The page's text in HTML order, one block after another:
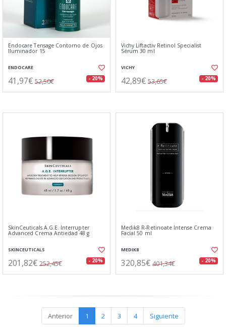
Endocare Tensage Contorno de Ojos
Iluminador 15
ENDOCARE
41,97€ 52,50€ - 20%
Vichy Liftactiv Retinol Specialist
Sérum 30 ml
VICHY
42,89€ 53,65€ - 20%
SkinCeuticals A.G.E. Interrupter
Advanced Crema Antiedad 48 g
SKINCEUTICALS
201,82€ 252,45€ - 20%
Medik8 R-Retinoate Intense Crema
Facial 50 ml
MEDIK8
320,85€ 401,34€ - 20%
Anterior 1 2 3 4 Siguiente